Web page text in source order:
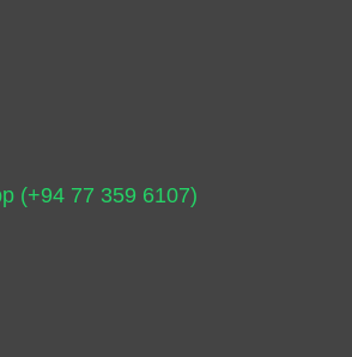
(+94 77 359 6107)